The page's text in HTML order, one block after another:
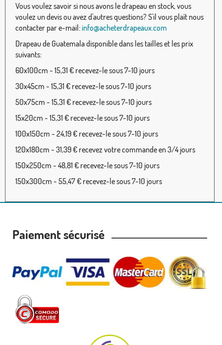
Vous voulez savoir si nous avons le drapeau en stock, vous
voulez un devis ou avez d'autres questions? S'il vous plaît nous
contacter par e-mail:info@acheterdrapeaux.com
Drapeau de Guatemala disponible dans les tailles et les prix
suivants:
60x100cm - 15,31 € recevez-le sous 7-10 jours
30x45cm - 15,31 € recevez-le sous 7-10 jours
50x75cm - 15,31 € recevez-le sous 7-10 jours
15x20cm - 15,31 € recevez-le sous 7-10 jours
100x150cm - 24,19 € recevez-le sous 7-10 jours
120x180cm - 31,39 € recevez votre commande en 3/4 jours
150x250cm - 48,81 € recevez-le sous 7-10 jours
150x300cm - 55,47 € recevez-le sous 7-10 jours
Paiement sécurisé